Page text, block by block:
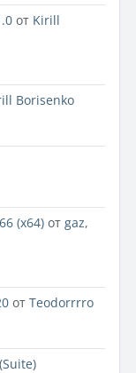
от Kirill
Borisenko
(x64) от gaz,
от Teodorrrro